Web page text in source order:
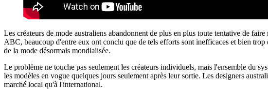
Les créateurs de mode australiens abandonnent de plus en plus toute tentative de
ABC, beaucoup d'entre eux ont conclu que de tels efforts sont inefficaces et bien
de la mode désormais mondialisée.
Le problème ne touche pas seulement les créateurs individuels, mais l'ensemble du
les modèles en vogue quelques jours seulement après leur sortie. Les designers
marché local qu'à l'international.